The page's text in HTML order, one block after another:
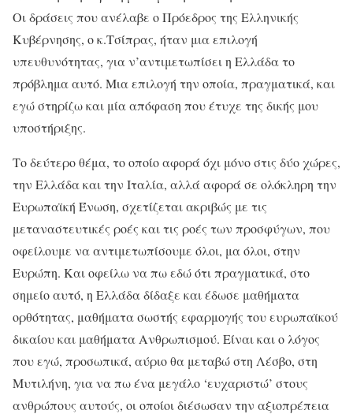
Οι δράσεις που ανέλαβε ο Πρόεδρος της Ελληνικής
Κυβέρνησης, ο κ.Τσίπρας, ήταν μια επιλογή
υπευθυνότητας, για ν’αντιμετωπίσει η Ελλάδα το
πρόβλημα αυτό. Μια επιλογή την οποία, πραγματικά, και
εγώ στηρίζω και μία απόφαση που έτυχε της δικής μου
υποστήριξης.
Το δεύτερο θέμα, το οποίο αφορά όχι μόνο στις δύο χώρες,
την Ελλάδα και την Ιταλία, αλλά αφορά σε ολόκληρη την
Ευρωπαϊκή Ένωση, σχετίζεται ακριβώς με τις
μεταναστευτικές ροές και τις ροές των προσφύγων, που
οφείλουμε να αντιμετωπίσουμε όλοι, μα όλοι, στην
Ευρώπη. Και οφείλω να πω εδώ ότι πραγματικά, στο
σημείο αυτό, η Ελλάδα δίδαξε και έδωσε μαθήματα
ορθότητας, μαθήματα σωστής εφαρμογής του ευρωπαϊκού
δικαίου και μαθήματα Ανθρωπισμού. Είναι και ο λόγος
που εγώ, προσωπικά, αύριο θα μεταβώ στη Λέσβο, στη
Μυτιλήνη, για να πω ένα μεγάλο ‘ευχαριστώ’ στους
ανθρώπους αυτούς, οι οποίοι διέσωσαν την αξιοπρέπεια